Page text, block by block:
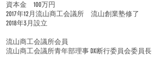
資本金 100万円
2017年12月流山商工会議所 流山創業塾修了
2018年3月設立
流山商工会議所会員
流山商工会議所青年部理事 DX断行委員会委員長